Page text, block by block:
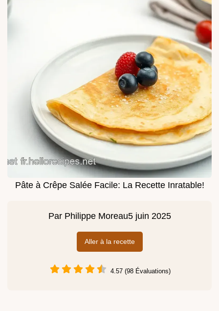
Pâte à Crêpe Salée Facile: La Recette Inratable!
Par Philippe Moreau5 juin 2025
Aller à la recette
4.57 (98 Évaluations)